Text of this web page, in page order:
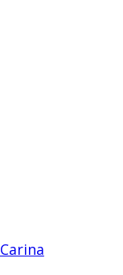
Carina